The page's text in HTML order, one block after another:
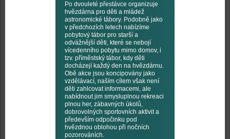
Po dvouleté přestávce organizuje
hvězdárna pro děti a mládež
astronomické tábory. Podobně jako
v předchozích letech nabízíme
pobytový tábor pro starší a
odvážnější děti, které se nebojí
vícedenního pobytu mimo domov, i
tzv. příměstský tábor, kdy děti
docházejí každý den na hvězdárnu.
Obě akce jsou koncipovány jako
vzdělávací, naším cílem však není
děti zahlcovat informacemi, ale
nabídnout jim smysluplnou rekreaci
plnou her, zábavných úkolů,
dobrovolných sportovních aktivit a
především odpočinku pod
hvězdnou oblohou při nočních
pozorováních.